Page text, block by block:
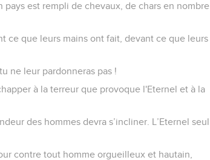
pays est rempli de chevaux, de chars en nombre
ce que leurs mains ont fait, devant ce que leurs
ne leur pardonneras pas !
à la terreur que provoque l'Eternel et à la
des hommes devra s’incliner. L’Eternel seul
contre tout homme orgueilleux et hautain,